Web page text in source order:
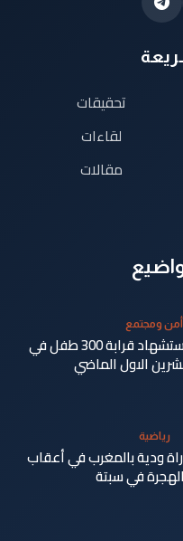
تحقيقات
لقاءات
مقالات
أمن ومجتمع
اليونيسف توثق استشهاد قرابة 300 طفل في
الاول الماضي
رياضية
ودية بالمغرب في أعقاب
في سبتة